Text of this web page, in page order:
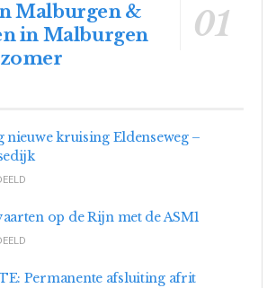
Malburgen &
in Malburgen
nieuwe kruising Eldenseweg –
op de Rijn met de ASM1
Permanente afsluiting afrit